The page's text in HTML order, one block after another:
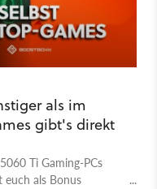
als im
gibt's direkt
Ti Gaming-PCs
euch als Bonus